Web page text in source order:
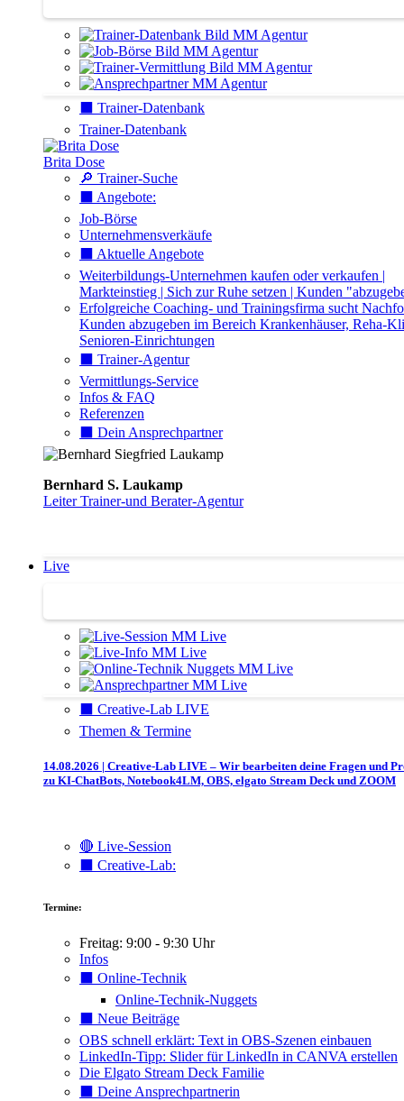
⬛️ Trainer-Datenbank
Trainer-Datenbank
Brita Dose
🔎 Trainer-Suche
⬛️ Angebote:
Job-Börse
Unternehmensverkäufe
⬛️ Aktuelle Angebote
Weiterbildungs-Unternehmen kaufen oder verkaufen |
Markteinstieg | Sich zur Ruhe setzen | Kunden
Erfolgreiche Coaching- und Trainingsfirma sucht
Kunden abzugeben im Bereich Krankenhäuser, Reha-
Senioren-Einrichtungen
⬛️ Trainer-Agentur
Vermittlungs-Service
Infos & FAQ
Referenzen
⬛️ Dein Ansprechpartner
Bernhard S. Laukamp
Leiter Trainer-und Berater-Agentur
Live
⬛️ Creative-Lab LIVE
Themen & Termine
14.08.2026 | Creative-Lab LIVE – Wir bearbeiten deine Fragen und
zu KI-ChatBots, Notebook4LM, OBS, elgato Stream Deck und ZOOM
🔴 Live-Session
⬛️ Creative-Lab:
Termine:
Freitag: 9:00 - 9:30 Uhr
Infos
⬛️ Online-Technik
Online-Technik-Nuggets
⬛️ Neue Beiträge
OBS schnell erklärt: Text in OBS-Szenen einbauen
LinkedIn-Tipp: Slider für LinkedIn in CANVA erstellen
Die Elgato Stream Deck Familie
⬛️ Deine Ansprechpartnerin